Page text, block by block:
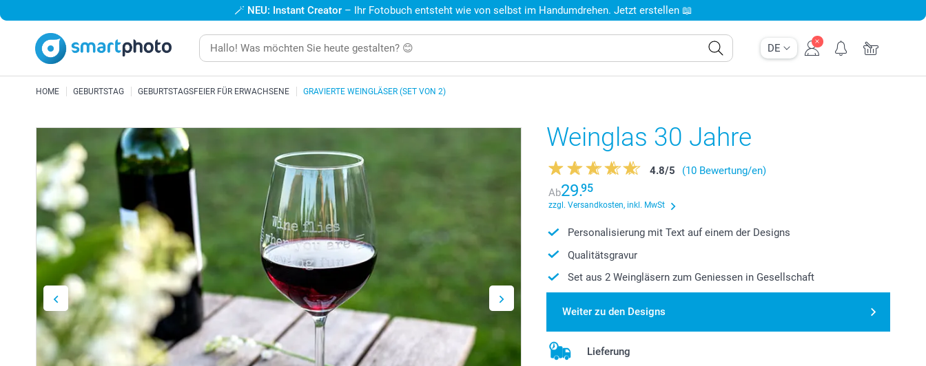
DE
🪄 NEU: Instant Creator – Ihr Fotobuch entsteht wie von selbst im Handumdrehen. Jetzt erstellen 📖
HOME GEBURTSTAG GEBURTSTAGSFEIER FÜR ERWACHSENE GRAVIERTE WEINGLÄSER (SET VON 2)
Weinglas 30 Jahre
4.8/5
(10 Bewertung/en)
Ab29.95
zzgl. Versandkosten, inkl. MwSt
Personalisierung mit Text auf einem der Designs
Qualitätsgravur
Set aus 2 Weingläsern zum Geniessen in Gesellschaft
Weiter zu den Designs
Lieferung